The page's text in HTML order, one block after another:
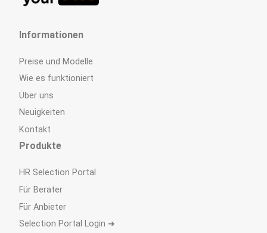
Informationen
Preise und Modelle
Wie es funktioniert
Über uns
Neuigkeiten
Kontakt
Produkte
HR Selection Portal
Für Berater
Für Anbieter
Selection Portal Login ➜